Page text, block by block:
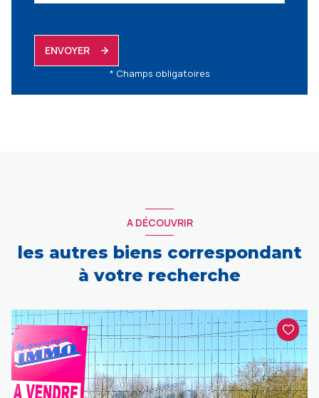
ENVOYER
* Champs obligatoires
A DÉCOUVRIR
les autres biens correspondant
à votre recherche